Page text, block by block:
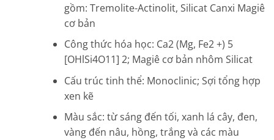
gồm: Tremolite-Actinolit, Silicat Canxi Magiê
cơ bản
Công thức hóa học: Ca2 (Mg, Fe2 +) 5
[OHlSi4O11] 2; Magiê cơ bản nhôm Silicat
Cấu trúc tinh thể: Monoclinic; Sợi tổng hợp
xen kẽ
Màu sắc: từ sáng đến tối, xanh lá cây, đen,
vàng đến nâu, hồng, trắng và các màu